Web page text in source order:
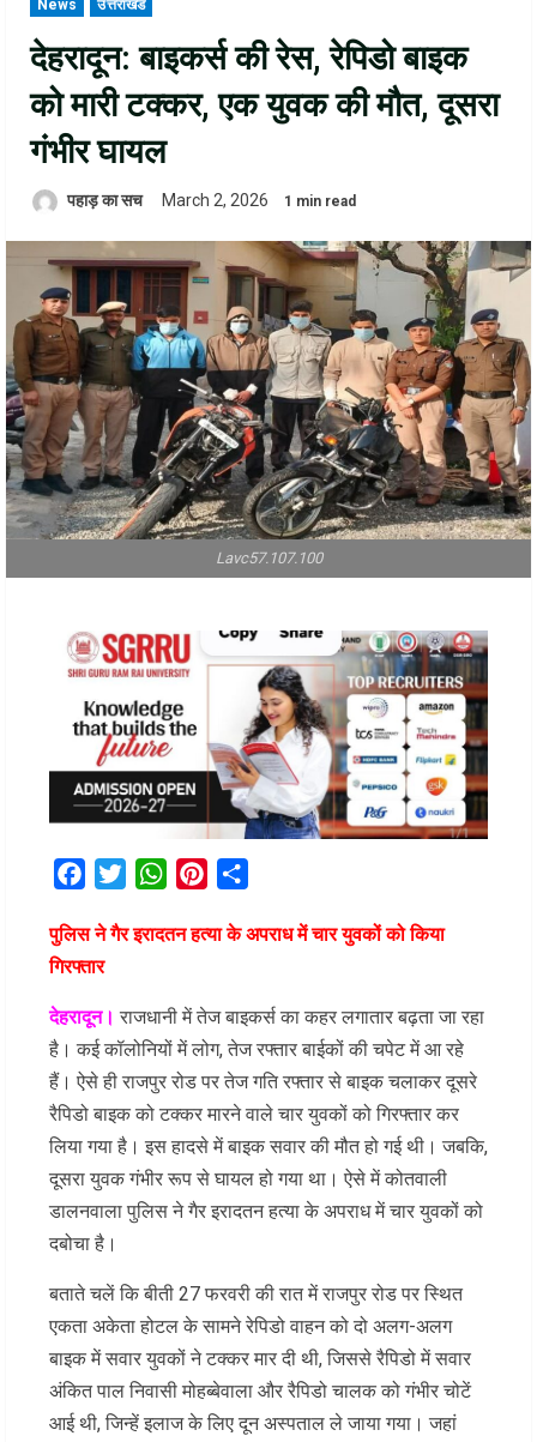
News उत्तराखंड
देहरादून: बाइकर्स की रेस, रेपिडो बाइक
को मारी टक्कर, एक युवक की मौत, दूसरा
गंभीर घायल
पहाड़ का सच March 2, 2026 1 min read
Lavc57.107.100
FacebookTwitterWhatsAppPinterest
पुलिस ने गैर इरादतन हत्या के अपराध में चार युवकों को किया
गिरफ्तार
देहरादून।राजधानी में तेज बाइकर्स का कहर लगातार बढ़ता जा रहा
है। कई कॉलोनियों में लोग, तेज रफ्तार बाईकों की चपेट में आ रहे
हैं। ऐसे ही राजपुर रोड पर तेज गति रफ्तार से बाइक चलाकर दूसरे
रैपिडो बाइक को टक्कर मारने वाले चार युवकों को गिरफ्तार कर
लिया गया है। इस हादसे में बाइक सवार की मौत हो गई थी। जबकि,
दूसरा युवक गंभीर रूप से घायल हो गया था। ऐसे में कोतवाली
डालनवाला पुलिस ने गैर इरादतन हत्या के अपराध में चार युवकों को
दबोचा है।
बताते चलें कि बीती 27 फरवरी की रात में राजपुर रोड पर स्थित
एकता अकेता होटल के सामने रेपिडो वाहन को दो अलग-अलग
बाइक में सवार युवकों ने टक्कर मार दी थी, जिससे रैपिडो में सवार
अंकित पाल निवासी मोहब्बेवाला और रैपिडो चालक को गंभीर चोटें
आई थी, जिन्हें इलाज के लिए दून अस्पताल ले जाया गया। जहां